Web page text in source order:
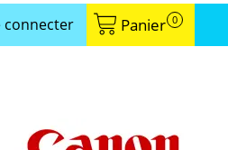
connecter Panier 0